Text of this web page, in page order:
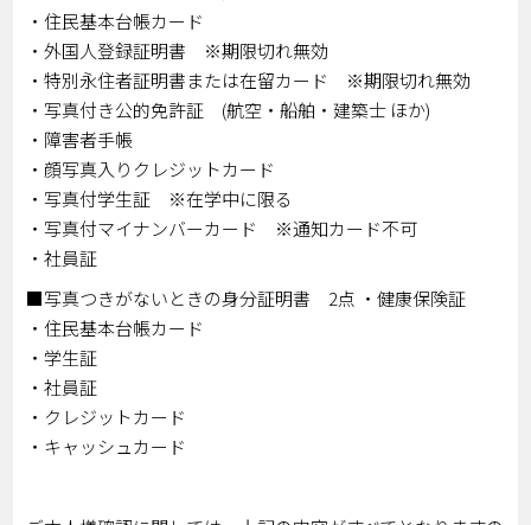
・住民基本台帳カード
・外国人登録証明書 ※期限切れ無効
・特別永住者証明書または在留カード ※期限切れ無効
・写真付き公的免許証 (航空・船舶・建築士 ほか)
・障害者手帳
・顔写真入りクレジットカード
・写真付学生証 ※在学中に限る
・写真付マイナンバーカード ※通知カード不可
・社員証
■写真つきがないときの身分証明書 2点 ・健康保険証
・住民基本台帳カード
・学生証
・社員証
・クレジットカード
・キャッシュカード